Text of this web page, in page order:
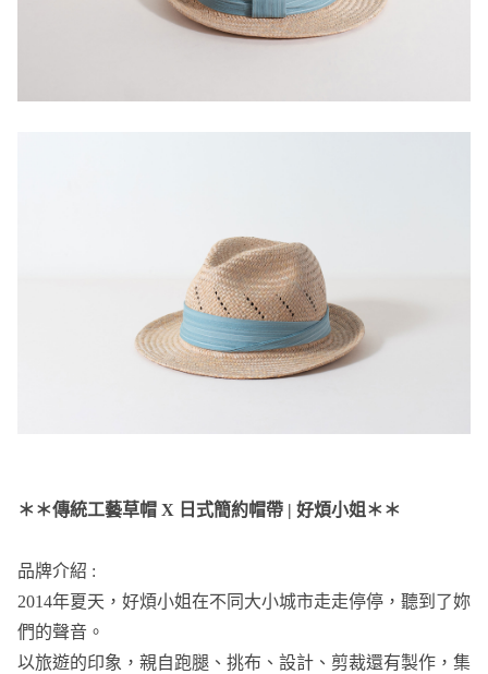
＊＊傳統工藝草帽 X 日式簡約帽帶 | 好煩小姐＊＊
品牌介紹 :
2014年夏天，好煩小姐在不同⼤小城市⾛走停停，聽到了妳
們的聲音。
以旅遊的印象，親自跑腿、挑布、設計、剪裁還有製作，集